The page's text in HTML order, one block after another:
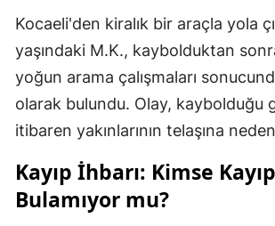
Kocaeli'den kiralık bir araçla yola
yaşındaki M.K., kaybolduktan
yoğun arama çalışmaları
olarak bulundu. Olay, kaybolduğu
itibaren yakınlarının telaşına
Kayıp İhbarı: Kimse
Bulamıyor mu?